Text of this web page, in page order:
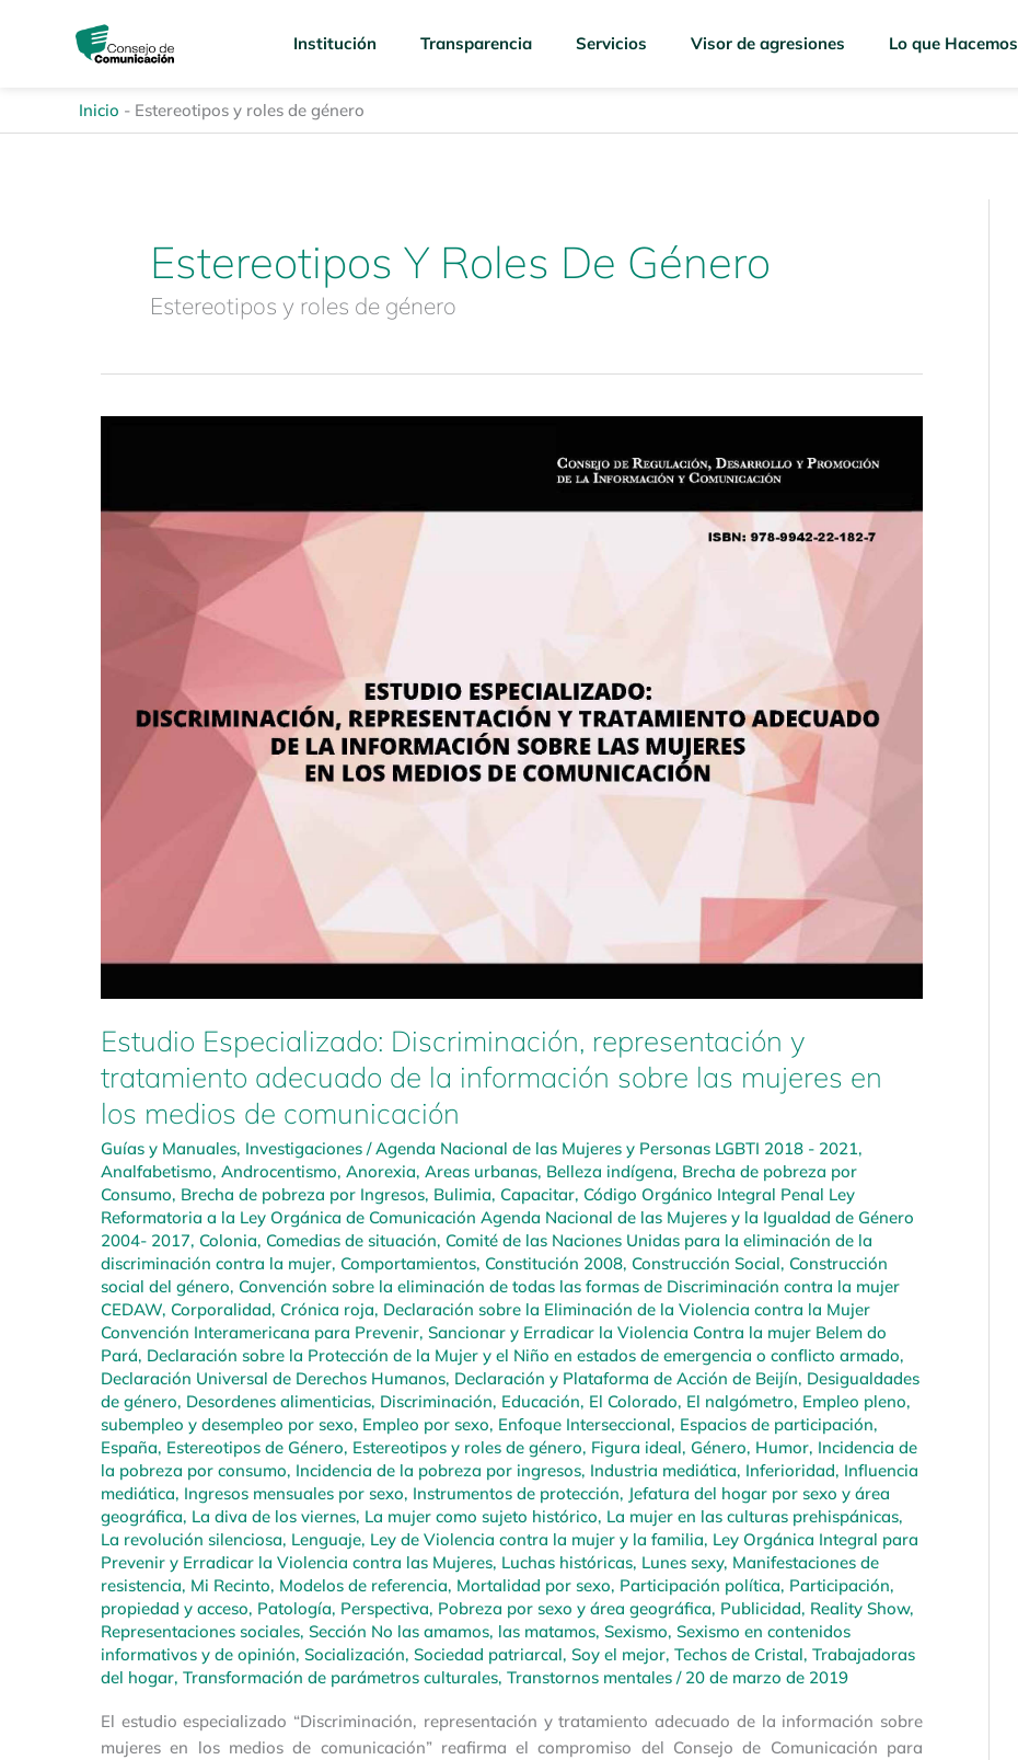
Institución Transparencia Servicios Visor de agresiones Lo que Hacemos
Inicio - Estereotipos y roles de género
Estereotipos Y Roles De Género
Estereotipos y roles de género
Estudio Especializado: Discriminación, representación y
tratamiento adecuado de la información sobre las mujeres en
los medios de comunicación
Guías y Manuales, Investigaciones /Agenda Nacional de las Mujeres y Personas LGBTI 2018 - 2021,
Analfabetismo, Androcentismo, Anorexia, Areas urbanas, Belleza indígena, Brecha de pobreza por
Consumo, Brecha de pobreza por Ingresos, Bulimia, Capacitar, Código Orgánico Integral Penal Ley
Reformatoria a la Ley Orgánica de Comunicación Agenda Nacional de las Mujeres y la Igualdad de Género
2004- 2017, Colonia, Comedias de situación, Comité de las Naciones Unidas para la eliminación de la
discriminación contra la mujer, Comportamientos, Constitución 2008, Construcción Social, Construcción
social del género, Convención sobre la eliminación de todas las formas de Discriminación contra la mujer
CEDAW, Corporalidad, Crónica roja, Declaración sobre la Eliminación de la Violencia contra la Mujer
Convención Interamericana para Prevenir, Sancionar y Erradicar la Violencia Contra la mujer Belem do
Pará, Declaración sobre la Protección de la Mujer y el Niño en estados de emergencia o conflicto armado,
Declaración Universal de Derechos Humanos, Declaración y Plataforma de Acción de Beijín, Desigualdades
de género, Desordenes alimenticias, Discriminación, Educación, El Colorado, El nalgómetro, Empleo pleno,
subempleo y desempleo por sexo, Empleo por sexo, Enfoque Interseccional, Espacios de participación,
España, Estereotipos de Género, Estereotipos y roles de género, Figura ideal, Género, Humor, Incidencia de
la pobreza por consumo, Incidencia de la pobreza por ingresos, Industria mediática, Inferioridad, Influencia
mediática, Ingresos mensuales por sexo, Instrumentos de protección, Jefatura del hogar por sexo y área
geográfica, La diva de los viernes, La mujer como sujeto histórico, La mujer en las culturas prehispánicas,
La revolución silenciosa, Lenguaje, Ley de Violencia contra la mujer y la familia, Ley Orgánica Integral para
Prevenir y Erradicar la Violencia contra las Mujeres, Luchas históricas, Lunes sexy, Manifestaciones de
resistencia, Mi Recinto, Modelos de referencia, Mortalidad por sexo, Participación política, Participación,
propiedad y acceso, Patología, Perspectiva, Pobreza por sexo y área geográfica, Publicidad, Reality Show,
Representaciones sociales, Sección No las amamos, las matamos, Sexismo, Sexismo en contenidos
informativos y de opinión, Socialización, Sociedad patriarcal, Soy el mejor, Techos de Cristal, Trabajadoras
del hogar, Transformación de parámetros culturales, Transtornos mentales / 20 de marzo de 2019
El estudio especializado “Discriminación, representación y tratamiento adecuado de la información sobre
mujeres en los medios de comunicación” reafirma el compromiso del Consejo de Comunicación para
representación
tratamiento
información
mujeres
los
medios